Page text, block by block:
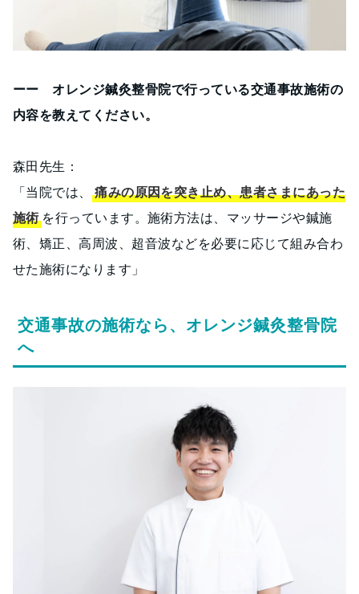
ーー オレンジ鍼灸整骨院で行っている交通事故施術の
内容を教えてください。
森田先生：
「当院では、
痛みの原因を突き止め、患者さまにあった
施術 を行っています。施術方法は、マッサージや鍼施
術、矯正、高周波、超音波などを必要に応じて組み合わ
せた施術になります」
交通事故の施術なら、オレンジ鍼灸整骨院
へ